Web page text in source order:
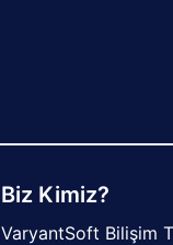
Biz Kimiz?
VaryantSoft Bilişim